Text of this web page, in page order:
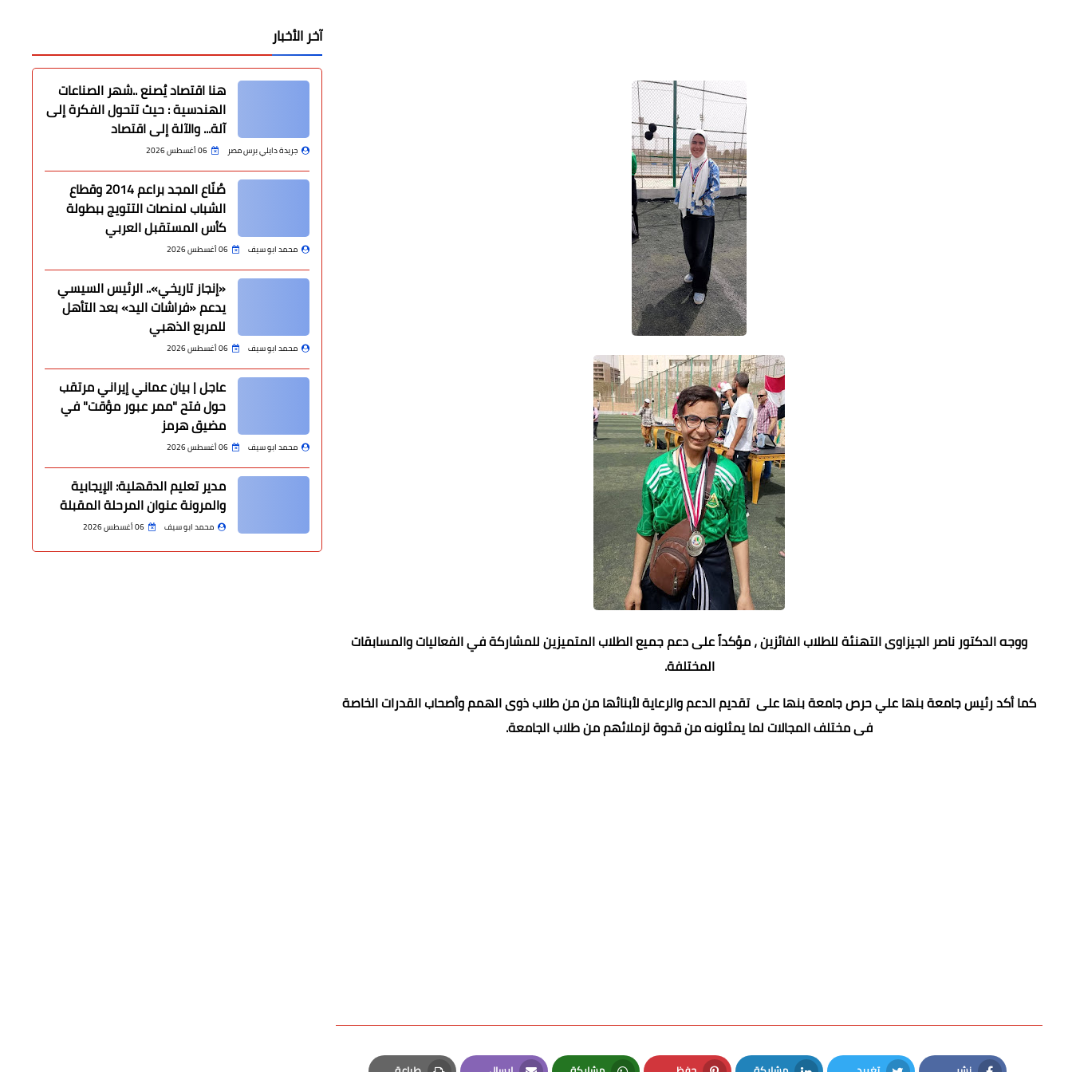
ووجه الدكتور ناصر الجيزاوى التهنئة للطلاب الفائزين ، مؤكداً على دعم جميع الطلاب المتميزين للمشاركة في الفعاليات والمسابقات
المختلفة.
كما أكد رئيس جامعة بنها علي حرص جامعة بنها على تقديم الدعم والرعاية لأبنائها من من طلاب ذوى الهمم وأصحاب القدرات الخاصة
فى مختلف المجالات لما يمثلونه من قدوة لزملائهم من طلاب الجامعة.
آخر الأخبار
هنا اقتصاد يُصنع ..شهر الصناعات
الهندسية : حيث تتحول الفكرة إلى
آلة... والآلة إلى اقتصاد
جريدة دايلي برس مصر 06 أغسطس 2026
صُنّاع المجد براعم 2014 وقطاع
الشباب لمنصات التتويج ببطولة
كأس المستقبل العربي
محمد ابو سيف 06 أغسطس 2026
«إنجاز تاريخي».. الرئيس السيسي
يدعم «فراشات اليد» بعد التأهل
للمربع الذهبي
محمد ابو سيف 06 أغسطس 2026
عاجل | بيان عماني إيراني مرتقب
حول فتح "ممر عبور مؤقت" في
مضيق هرمز
محمد ابو سيف 06 أغسطس 2026
مدير تعليم الدقهلية: الإيجابية
والمرونة عنوان المرحلة المقبلة
محمد ابو سيف 06 أغسطس 2026